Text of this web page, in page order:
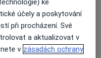
účely a poskytování
při procházení. Své
a aktualizovat v
v zásadách ochrany